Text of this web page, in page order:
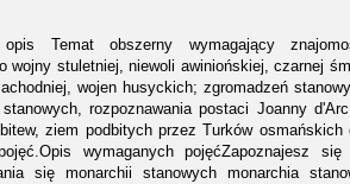
opis Temat obszerny wymagający
wojny stuletniej, niewoli awiniońskiej, czarnej
wojen husyckich; zgromadzeń
stanowych, rozpoznawania postaci Joanny
bitew, ziem podbitych przez Turków
wymaganych pojęćZapoznajesz
się monarchii stanowych monarchia